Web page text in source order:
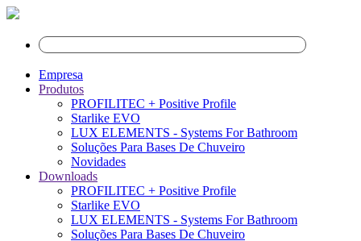
Empresa
Produtos
PROFILITEC + Positive Profile
Starlike EVO
LUX ELEMENTS - Systems For Bathroom
Soluções Para Bases De Chuveiro
Novidades
Downloads
PROFILITEC + Positive Profile
Starlike EVO
LUX ELEMENTS - Systems For Bathroom
Soluções Para Bases De Chuveiro